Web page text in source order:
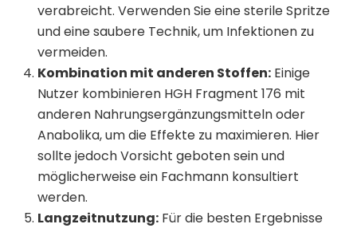
verabreicht. Verwenden Sie eine sterile Spritze
und eine saubere Technik, um Infektionen zu
vermeiden.
Kombination mit anderen Stoffen: Einige
Nutzer kombinieren HGH Fragment 176 mit
anderen Nahrungsergänzungsmitteln oder
Anabolika, um die Effekte zu maximieren. Hier
sollte jedoch Vorsicht geboten sein und
möglicherweise ein Fachmann konsultiert
werden.
Langzeitnutzung: Für die besten Ergebnisse